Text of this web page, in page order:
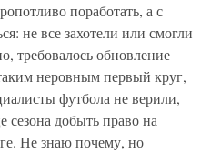
поработать, а с
не все захотели или смогли
требовалось обновление
неровным первый круг,
футбола не верили,
сезона добыть право на
Не знаю почему, но